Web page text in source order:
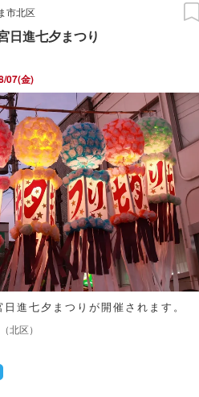
市北区
日進七夕まつり
07(金)
進七夕まつりが開催されます。
北区）